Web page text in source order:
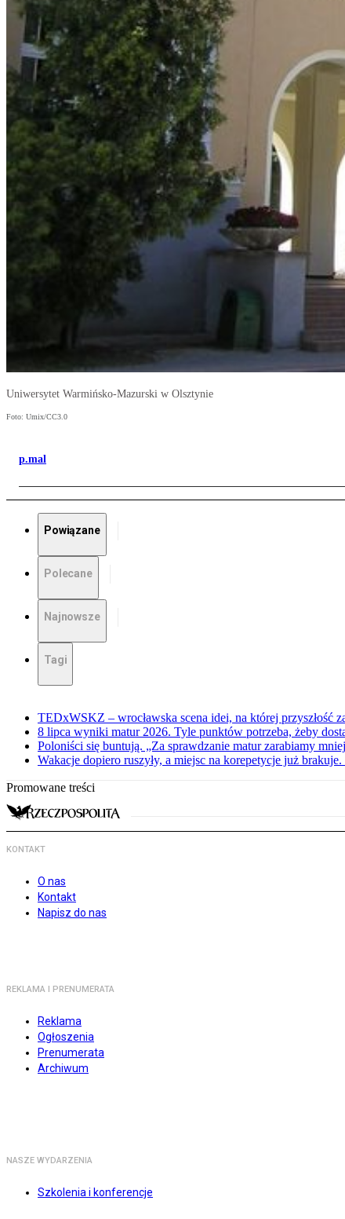
Uniwersytet Warmińsko-Mazurski w Olsztynie
Foto: Umix/CC3.0
p.mal
Powiązane
Polecane
Najnowsze
Tagi
TEDxWSKZ – wrocławska scena idei, na której przyszłość
8 lipca wyniki matur 2026. Tyle punktów potrzeba, żeby
Poloniści się buntują. „Za sprawdzanie matur zarabiamy
Wakacje dopiero ruszyły, a miejsc na korepetycje już
Promowane treści
KONTAKT
O nas
Kontakt
Napisz do nas
REKLAMA I PRENUMERATA
Reklama
Ogłoszenia
Prenumerata
Archiwum
NASZE WYDARZENIA
Szkolenia i konferencje